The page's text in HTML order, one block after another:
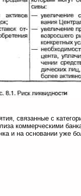
связанные с
коммерческими
и на основании уже